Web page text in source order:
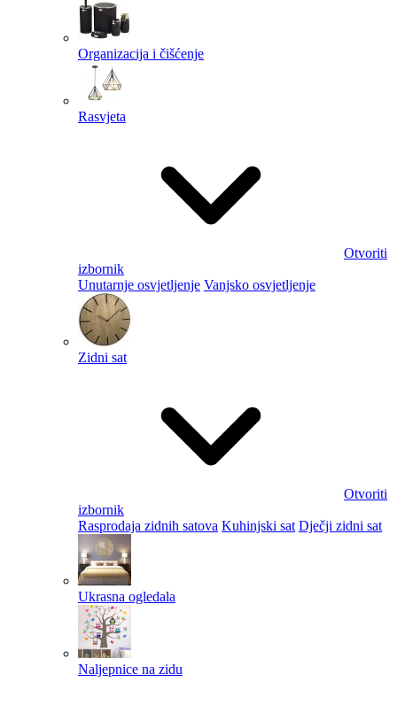
Organizacija i čišćenje
Rasvjeta
Otvoriti
izbornik
Unutarnje osvjetljenje Vanjsko osvjetljenje
Zidni sat
Otvoriti
izbornik
Rasprodaja zidnih satova Kuhinjski sat Dječji zidni sat
Ukrasna ogledala
Naljepnice na zidu